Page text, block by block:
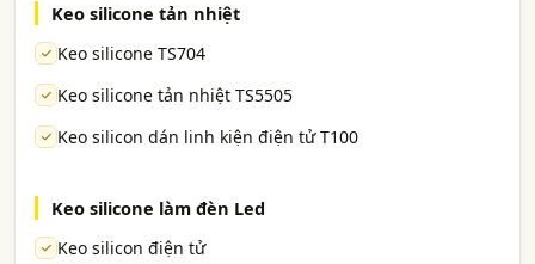
Keo silicone tản nhiệt
Keo silicone TS704
Keo silicone tản nhiệt TS5505
Keo silicon dán linh kiện điện tử T100
Keo silicone làm đèn Led
Keo silicon điện tử